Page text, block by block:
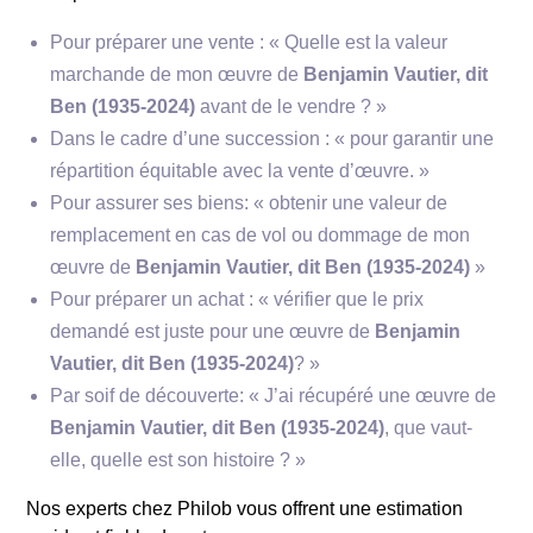
signer de multiples objets de la vie quotidienne
dans la perspective de rapprocher l’art de
est art, et dans l’art, tout est possible ! C’est à cette
époque qu’il se fait le porte-drapeau de l’art
attitude, et en 1965, qu’il installe une galerie d’art
dans son magasin…rachetédix ans plus tard
le centre Pompidou !
Dans les années 1980, après un séjour d’un an en
Allemagne, à Berlin, Ben rencontreCombas, Hervé
di Rosa, ainsi que Rémi Blanchard, qui se
réunissentau sein du groupe Figuration. Si Ben
rencontre un certain succès par l’intermédiaire des
rencontres qu’il fait et des liens qu’iltissedans le
mondede l’art, il faut attendre toutefois 1987 pour
voir sa première exposition personnelle, au musée
Sa production des années 1990 se focalise surtout
Pour préparer une vente : « Quelle est la valeur
marchande de mon œuvre de Benjamin Vautier, dit
Ben (1935-2024) avant de le vendre ? »
Dans le cadre d’une succession : « pour garantir une
répartition équitable avec la vente d’œuvre. »
Pour assurer ses biens: « obtenir une valeur de
remplacement en cas de vol ou dommage de mon
œuvre de Benjamin Vautier, dit Ben (1935-2024) »
Pour préparer un achat : « vérifier que le prix
demandé est juste pour une œuvre de Benjamin
Vautier, dit Ben (1935-2024)? »
Par soif de découverte: « J’ai récupéré une œuvre de
Benjamin Vautier, dit Ben (1935-2024), que vaut-
elle, quelle est son histoire ? »
Nos experts chez Philob vous offrent une estimation